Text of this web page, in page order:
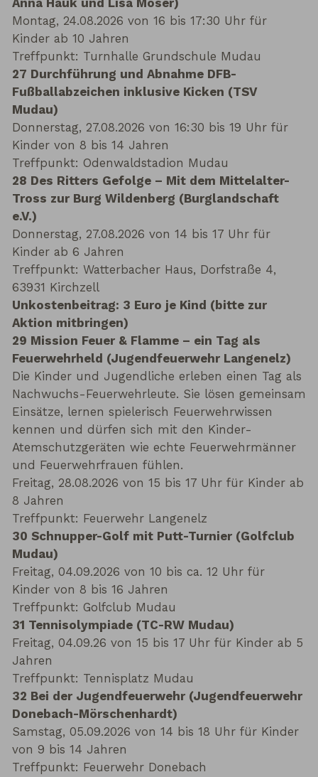
Anna Hauk und Lisa Moser)
Montag, 24.08.2026 von 16 bis 17:30 Uhr für
Kinder ab 10 Jahren
Treffpunkt: Turnhalle Grundschule Mudau
27 Durchführung und Abnahme DFB-
Fußballabzeichen inklusive Kicken (TSV
Mudau)
Donnerstag, 27.08.2026 von 16:30 bis 19 Uhr für
Kinder von 8 bis 14 Jahren
Treffpunkt: Odenwaldstadion Mudau
28 Des Ritters Gefolge – Mit dem Mittelalter-
Tross zur Burg Wildenberg (Burglandschaft
e.V.)
Donnerstag, 27.08.2026 von 14 bis 17 Uhr für
Kinder ab 6 Jahren
Treffpunkt: Watterbacher Haus, Dorfstraße 4,
63931 Kirchzell
Unkostenbeitrag: 3 Euro je Kind (bitte zur
Aktion mitbringen)
29 Mission Feuer & Flamme – ein Tag als
Feuerwehrheld (Jugendfeuerwehr Langenelz)
Die Kinder und Jugendliche erleben einen Tag als
Nachwuchs-Feuerwehrleute. Sie lösen gemeinsam
Einsätze, lernen spielerisch Feuerwehrwissen
kennen und dürfen sich mit den Kinder-
Atemschutzgeräten wie echte Feuerwehrmänner
und Feuerwehrfrauen fühlen.
Freitag, 28.08.2026 von 15 bis 17 Uhr für Kinder ab
8 Jahren
Treffpunkt: Feuerwehr Langenelz
30 Schnupper-Golf mit Putt-Turnier (Golfclub
Mudau)
Freitag, 04.09.2026 von 10 bis ca. 12 Uhr für
Kinder von 8 bis 16 Jahren
Treffpunkt: Golfclub Mudau
31 Tennisolympiade (TC-RW Mudau)
Freitag, 04.09.26 von 15 bis 17 Uhr für Kinder ab 5
Jahren
Treffpunkt: Tennisplatz Mudau
32 Bei der Jugendfeuerwehr (Jugendfeuerwehr
Donebach-Mörschenhardt)
Samstag, 05.09.2026 von 14 bis 18 Uhr für Kinder
von 9 bis 14 Jahren
Treffpunkt: Feuerwehr Donebach